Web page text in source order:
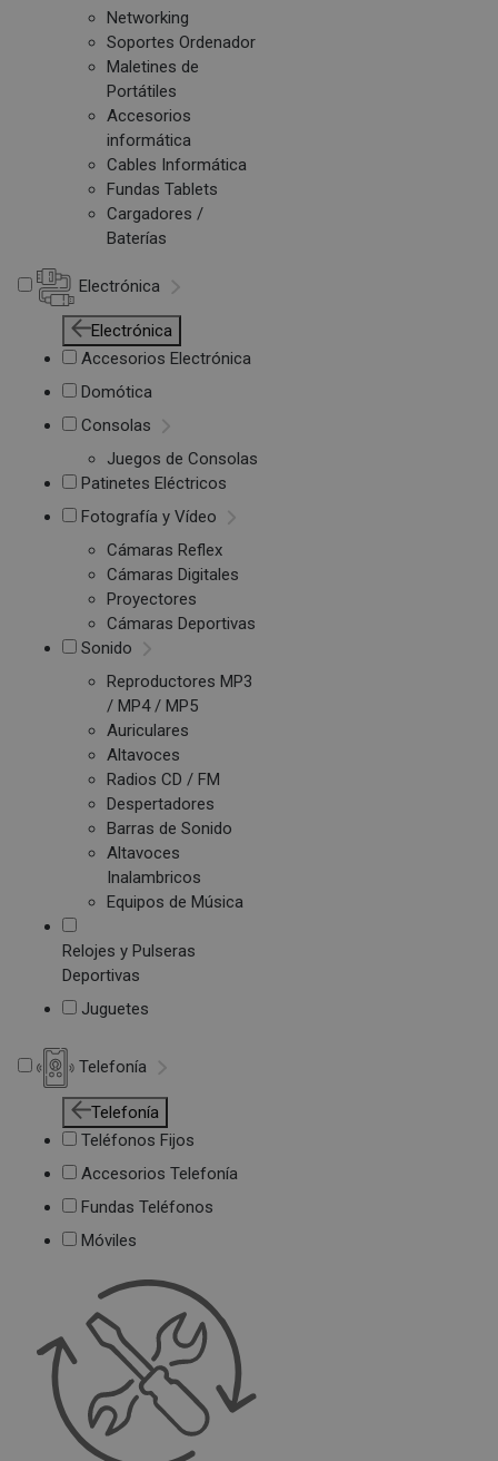
Networking
Soportes Ordenador
Maletines de
Portátiles
Accesorios
informática
Cables Informática
Fundas Tablets
Cargadores /
Baterías
Electrónica
Electrónica
Accesorios Electrónica
Domótica
Consolas
Juegos de Consolas
Patinetes Eléctricos
Fotografía y Vídeo
Cámaras Reflex
Cámaras Digitales
Proyectores
Cámaras Deportivas
Sonido
Reproductores MP3
/ MP4 / MP5
Auriculares
Altavoces
Radios CD / FM
Despertadores
Barras de Sonido
Altavoces
Inalambricos
Equipos de Música
Relojes y Pulseras
Deportivas
Juguetes
Telefonía
Telefonía
Teléfonos Fijos
Accesorios Telefonía
Fundas Teléfonos
Móviles